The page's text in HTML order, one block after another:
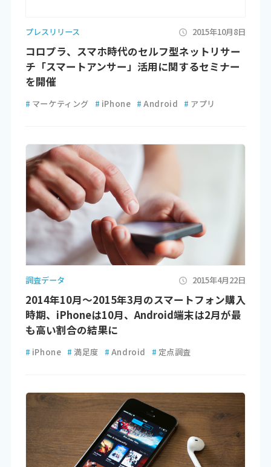
プレスリリース 2015年10月8日
コロプラ、スマホ時代のセルフ型ネットリサー
チ「スマートアンサー」活用に関するセミナー
を開催
# マーケティング # iPhone # Android # アプリ
調査データ 2015年4月22日
2014年10月～2015年3月のスマートフォン購入
時期、iPhoneは10月、Android端末は2月が最
も高い割合の結果に
# iPhone # 満足度 # Android # 定点調査